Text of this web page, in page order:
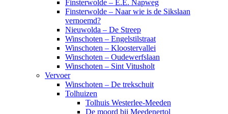
Finsterwolde – E.E. Napweg
Finsterwolde – Naar wie is de Sikslaan
vernoemd?
Nieuwolda – De Streep
Winschoten – Engelstilstraat
Winschoten – Kloostervallei
Winschoten – Oudewerfslaan
Winschoten – Sint Vitusholt
Vervoer
Winschoten – De trekschuit
Tolhuizen
Tolhuis Westerlee-Meeden
De moord bij Meedenertol